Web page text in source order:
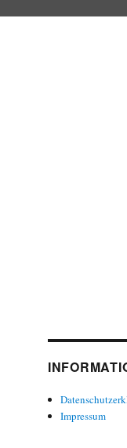
Impressum